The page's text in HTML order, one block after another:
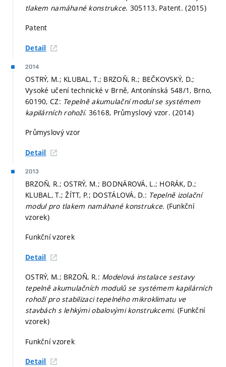
tlakem namáhané konstrukce. 305113, Patent. (2015)
Patent
Detail
2014
OSTRÝ, M.; KLUBAL, T.; BRZOŇ, R.; BEČKOVSKÝ, D.;
Vysoké učení technické v Brně, Antonínská 548/1, Brno,
60190, CZ: Tepelně akumulační modul se systémem
kapilárních rohoží. 36168, Průmyslový vzor. (2014)
Průmyslový vzor
Detail
2013
BRZOŇ, R.; OSTRÝ, M.; BODNÁROVÁ, L.; HORÁK, D.;
KLUBAL, T.; ŽÍTT, P.; DOSTÁLOVÁ, D.: Tepelně izolační
modul pro tlakem namáhané konstrukce. (Funkční
vzorek)
Funkční vzorek
Detail
OSTRÝ, M.; BRZOŇ, R.: Modelová instalace sestavy
tepelně akumulačních modulů se systémem kapilárních
rohoží pro stabilizaci tepelného mikroklimatu ve
stavbách s lehkými obalovými konstrukcemi. (Funkční
vzorek)
Funkční vzorek
Detail